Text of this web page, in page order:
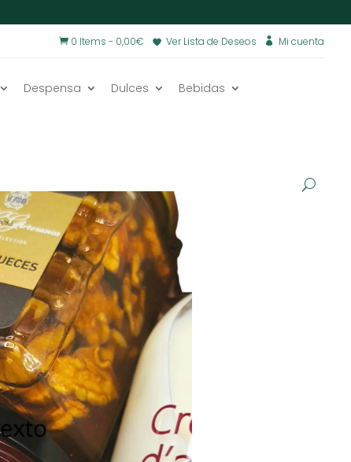
 Mi cuenta
Ver Lista de Deseos
 0 Items - 0,00€
Despensa Dulces Bebidas